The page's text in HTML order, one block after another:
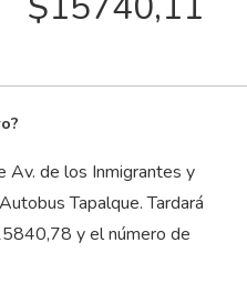
Av. de los Inmigrantes y
Tapalque. Tardará
y el número de